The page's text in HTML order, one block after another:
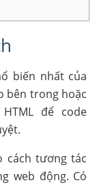
biến nhất của
bên trong hoặc
để code
cách tương tác
web động. Có